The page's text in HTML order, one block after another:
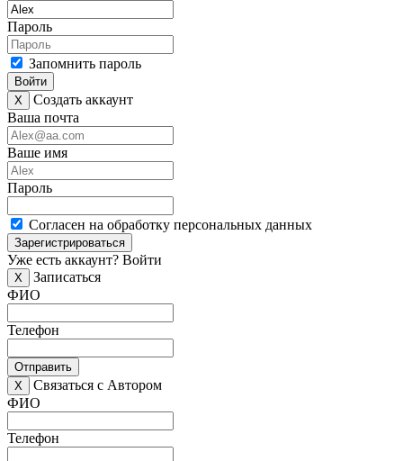
Пароль
Запомнить пароль
Войти
X
Создать аккаунт
Ваша почта
Ваше имя
Пароль
Согласен на обработку персональных данных
Зарегистрироваться
Уже есть аккаунт? Войти
X
Записаться
ФИО
Телефон
Отправить
X
Связаться с Автором
ФИО
Телефон